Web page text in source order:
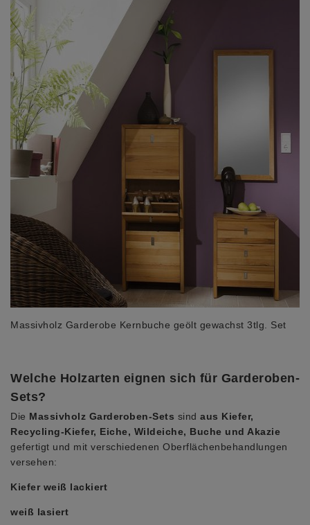
Massivholz Garderobe Kernbuche geölt gewachst 3tlg. Set
Welche Holzarten eignen sich für Garderoben-
Sets?
Die Massivholz Garderoben-Sets sind aus Kiefer,
Recycling-Kiefer, Eiche, Wildeiche, Buche und Akazie
gefertigt und mit verschiedenen Oberflächenbehandlungen
versehen:
Kiefer weiß lackiert
weiß lasiert